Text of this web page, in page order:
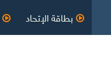
بطاقة الإتحاد